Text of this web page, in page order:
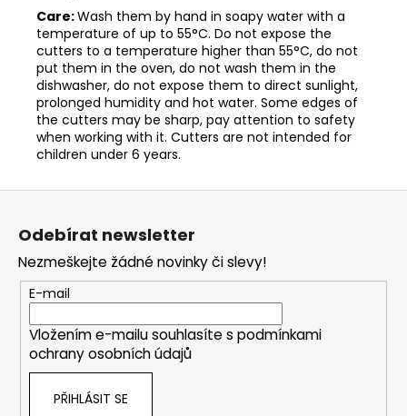
Care:Wash them by hand in soapy water with a
temperature of up to 55°C. Do not expose the
cutters to a temperature higher than 55°C, do not
put them in the oven, do not wash them in the
dishwasher, do not expose them to direct sunlight,
prolonged humidity and hot water. Some edges of
the cutters may be sharp, pay attention to safety
when working with it. Cutters are not intended for
children under 6 years.
Z
Odebírat newsletter
Nezmeškejte žádné novinky či slevy!
E-mail
Vložením e-mailu souhlasíte s podmínkami
ochrany osobních údajů
PŘIHLÁSIT SE